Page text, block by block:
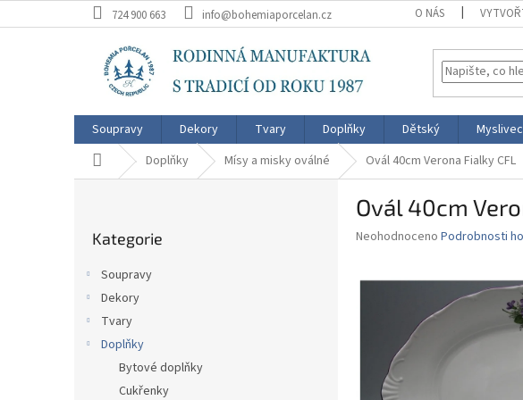
na
724 900 663 info@bohemiaporcelan.cz O NÁS
Soupravy Dekory Tvary Doplňky Dětský
Domů Doplňky Mísy a misky oválné Ovál 40cm Verona Fialky CFL
kategorie
Kategorie
Soupravy
Dekory
Tvary
Doplňky
Bytové doplňky
Cukřenky
Ovál 40cm
Průměrné
je
hvězdiček.
Neohodnoceno Podrobnosti